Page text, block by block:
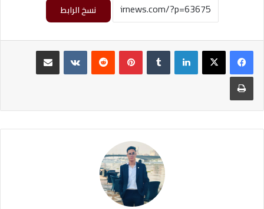
نسخ الرابط
لينكدإن بينتيريست
مشاركة عبر البريد
طباعة